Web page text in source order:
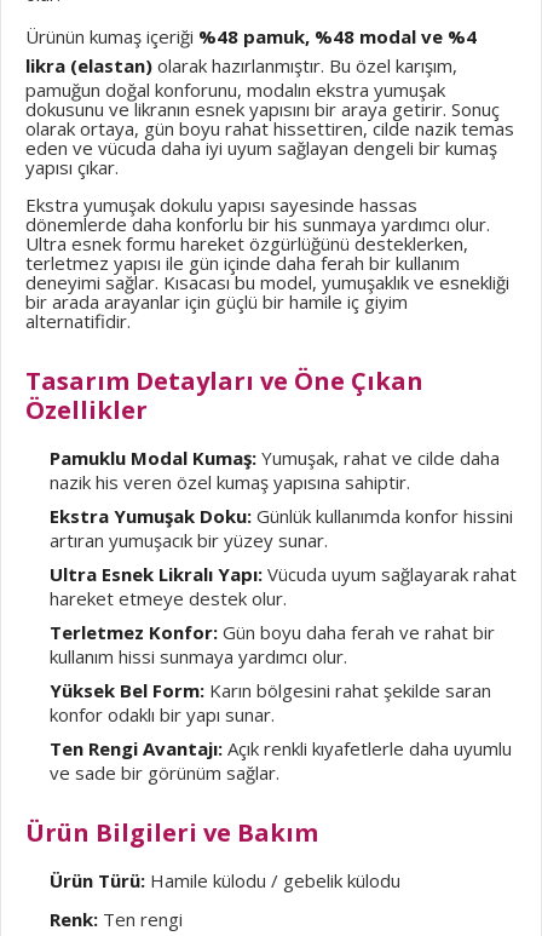
Ürünün kumaş içeriği %48 pamuk, %48 modal ve %4
likra (elastan) olarak hazırlanmıştır. Bu özel karışım,
pamuğun doğal konforunu, modalın ekstra yumuşak
dokusunu ve likranın esnek yapısını bir araya getirir. Sonuç
olarak ortaya, gün boyu rahat hissettiren, cilde nazik temas
eden ve vücuda daha iyi uyum sağlayan dengeli bir kumaş
yapısı çıkar.
Ekstra yumuşak dokulu yapısı sayesinde hassas
dönemlerde daha konforlu bir his sunmaya yardımcı olur.
Ultra esnek formu hareket özgürlüğünü desteklerken,
terletmez yapısı ile gün içinde daha ferah bir kullanım
deneyimi sağlar. Kısacası bu model, yumuşaklık ve esnekliği
bir arada arayanlar için güçlü bir hamile iç giyim
alternatifidir.
Tasarım Detayları ve Öne Çıkan
Özellikler
Pamuklu Modal Kumaş: Yumuşak, rahat ve cilde daha
nazik his veren özel kumaş yapısına sahiptir.
Ekstra Yumuşak Doku: Günlük kullanımda konfor hissini
artıran yumuşacık bir yüzey sunar.
Ultra Esnek Likralı Yapı: Vücuda uyum sağlayarak rahat
hareket etmeye destek olur.
Terletmez Konfor: Gün boyu daha ferah ve rahat bir
kullanım hissi sunmaya yardımcı olur.
Yüksek Bel Form: Karın bölgesini rahat şekilde saran
konfor odaklı bir yapı sunar.
Ten Rengi Avantajı: Açık renkli kıyafetlerle daha uyumlu
ve sade bir görünüm sağlar.
Ürün Bilgileri ve Bakım
Ürün Türü: Hamile külodu / gebelik külodu
Renk: Ten rengi